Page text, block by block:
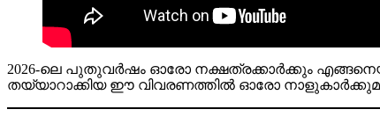
2026-ലെ പുതുവർഷം ഓരോ നക്ഷത്രക്കാർക്കും
തയ്യാറാക്കിയ ഈ വിവരണത്തിൽ ഓരോ